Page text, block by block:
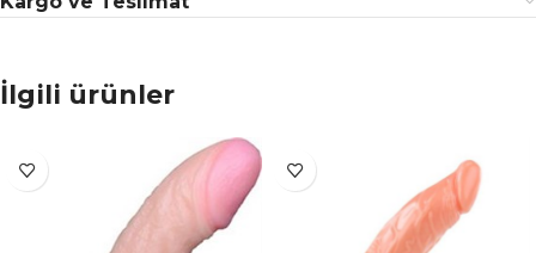
İlgili ürünler